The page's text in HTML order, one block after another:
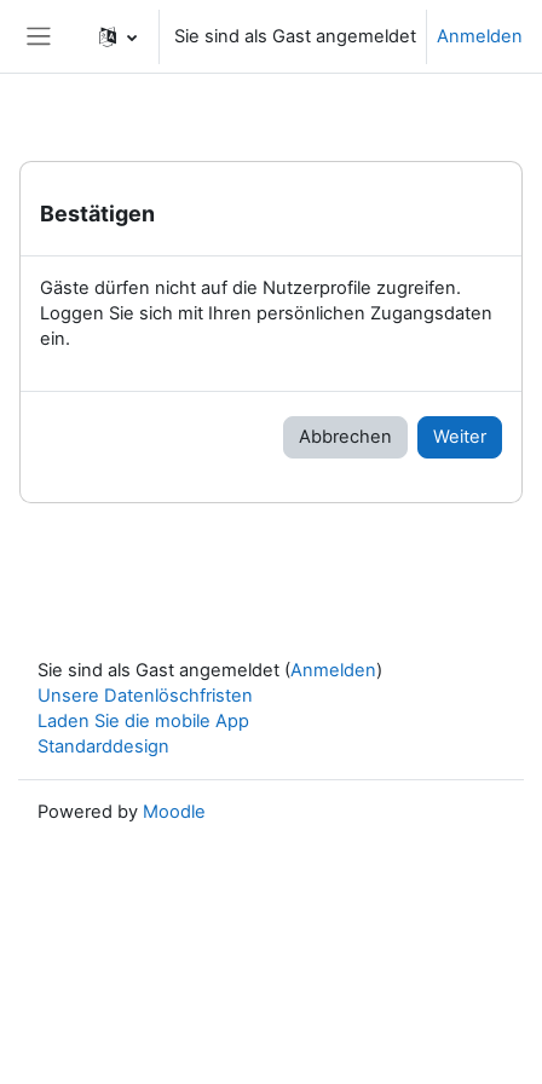
Website-Übersicht
Sie sind als Gast angemeldet Anmelden
Bestätigen
Gäste dürfen nicht auf die Nutzerprofile zugreifen.
Loggen Sie sich mit Ihren persönlichen Zugangsdaten
ein.
Abbrechen Weiter
Sie sind als Gast angemeldet (Anmelden)
Unsere Datenlöschfristen
Laden Sie die mobile App
Standarddesign
Powered by Moodle